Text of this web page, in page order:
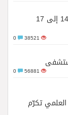
معرض سوق السفر العربي 2026 من 14 إلى 17
38521
56881
تكرّم